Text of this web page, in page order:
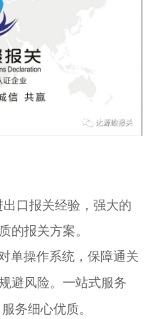
口报关经验，强大的
的报关方案。
单操作系统，保障通关
避风险。 一站式服务
务细心优质。